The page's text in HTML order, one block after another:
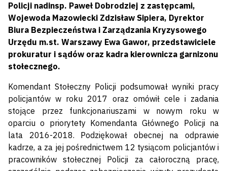
Policji nadinsp. Paweł Dobrodziej z zastępcami,
Wojewoda Mazowiecki Zdzisław Sipiera, Dyrektor
Biura Bezpieczeństwa i Zarządzania Kryzysowego
Urzędu m.st. Warszawy Ewa Gawor, przedstawiciele
prokuratur i sądów oraz kadra kierownicza garnizonu
stołecznego.
Komendant Stołeczny Policji podsumował wyniki pracy
policjantów w roku 2017 oraz omówił cele i zadania
stojące przez funkcjonariuszami w nowym roku w
oparciu o priorytety Komendanta Głównego Policji na
lata 2016-2018. Podziękował obecnej na odprawie
kadrze, a za jej pośrednictwem 12 tysiącom policjantów i
pracowników stołecznej Policji za całoroczną pracę,